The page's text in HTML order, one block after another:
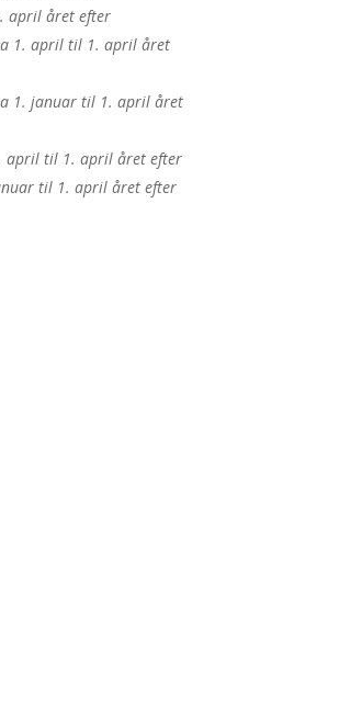
april året efter
1. april til 1. april året
1. januar til 1. april året
april til 1. april året efter
til 1. april året efter